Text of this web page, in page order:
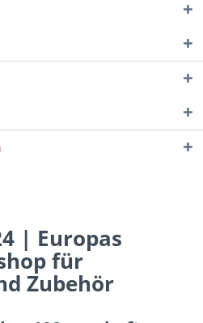
| Europas
für
Zubehör